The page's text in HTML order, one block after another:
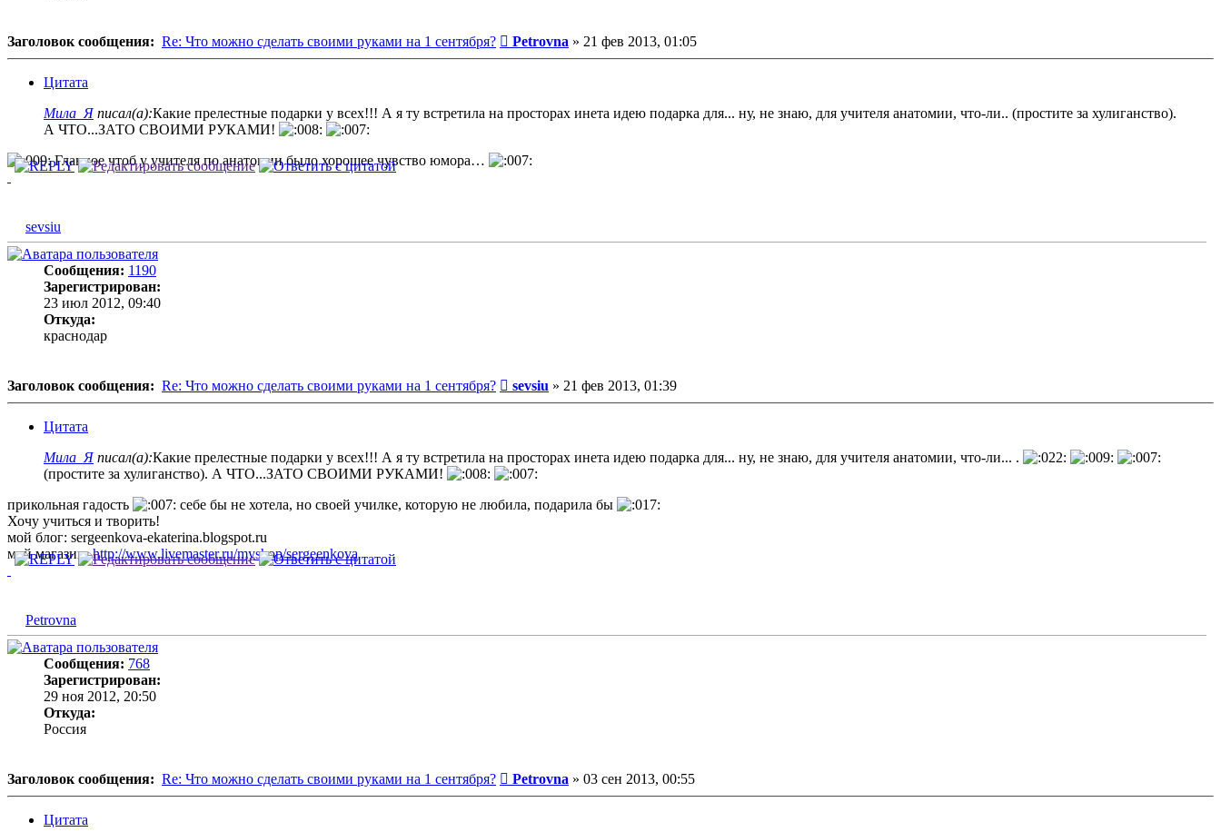
Заголовок сообщения: Re: Что можно сделать своими руками на 1 сентября? Сообщение
Petrovna » 21 фев 2013, 01:05
Цитата
Мила_Я писал(а):Какие прелестные подарки у всех!!! А я ту встретила на просторах инета идею подарка для... ну, не знаю, для учителя анатомии, что-ли.. (простите за хулиганство).
А ЧТО...ЗАТО СВОИМИ РУКАМИ!
Главное чтоб у учителя по анатомии было хорошее чувство юмора…
sevsiu
Сообщения: 1190
Зарегистрирован:
23 июл 2012, 09:40
Откуда:
краснодар
Заголовок сообщения: Re: Что можно сделать своими руками на 1 сентября? Сообщение
sevsiu » 21 фев 2013, 01:39
Цитата
Мила_Я писал(а):Какие прелестные подарки у всех!!! А я ту встретила на просторах инета идею подарка для... ну, не знаю, для учителя анатомии, что-ли... .
(простите за хулиганство). А ЧТО...ЗАТО СВОИМИ РУКАМИ!
прикольная гадость
себе бы не хотела, но своей училке, которую не любила, подарила бы
Хочу учиться и творить!
мой блог: sergeenkova-ekaterina.blogspot.ru
мой магазин:http://www.livemaster.ru/myshop/sergeenkova
Petrovna
Сообщения: 768
Зарегистрирован:
29 ноя 2012, 20:50
Откуда:
Россия
Заголовок сообщения: Re: Что можно сделать своими руками на 1 сентября? Сообщение
Petrovna » 03 сен 2013, 00:55
Цитата